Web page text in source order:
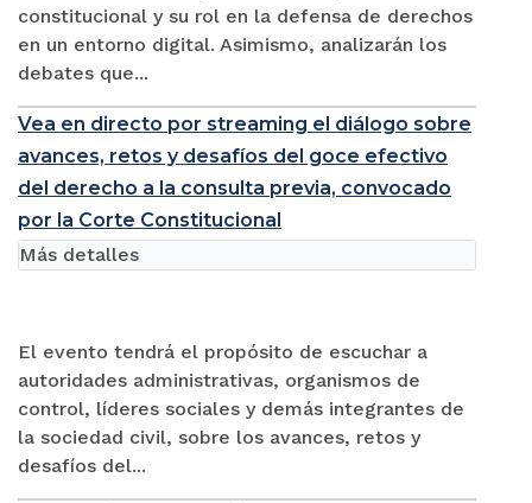
constitucional y su rol en la defensa de derechos
en un entorno digital. Asimismo, analizarán los
debates que...
Vea en directo por streaming el diálogo sobre
avances, retos y desafíos del goce efectivo
del derecho a la consulta previa, convocado
por la Corte Constitucional
El evento tendrá el propósito de escuchar a
autoridades administrativas, organismos de
control, líderes sociales y demás integrantes de
la sociedad civil, sobre los avances, retos y
desafíos del...
Más detalles